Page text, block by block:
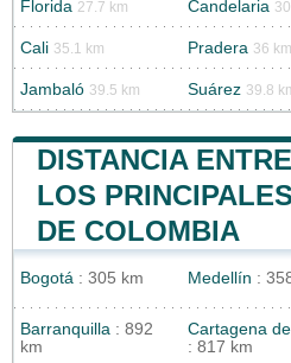
Florida 27.7 km Candelaria
Cali 35.1 km Pradera 36 km
Jambaló 39.5 km Suárez 39.8
DISTANCIA
LOS
DE COLOMBIA
Bogotá : 305 km Medellín :
Barranquilla : 892
km
Cartagena
: 817 km